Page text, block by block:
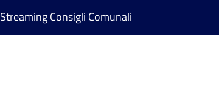
Streaming Consigli Comunali